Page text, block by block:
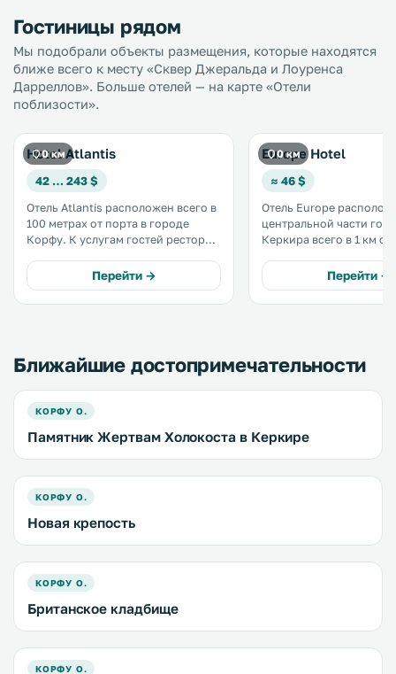
Гостиницы рядом
Мы подобрали объекты размещения, которые находятся
ближе всего к месту «Сквер Джеральда и Лоуренса
Дарреллов». Больше отелей — на карте «Отели
поблизости».
0 км
Hotel Atlantis
42 … 243 $
Отель Atlantis расположен всего в
100 метрах от порта в городе
Корфу. К услугам гостей ресторан
территории. В большинстве
номеров есть балкон с видом на
Ионическое море. .
Перейти →
0 км
Europe Hotel
≈ 46 $
Отель Europe
центральной части
Керкира всего в 1 км
балконом,
вентилятором и
с душем. В некоторых номерах
Перейти →
Ближайшие достопримечательности
КОРФУ О.
Памятник Жертвам Холокоста в Керкире
КОРФУ О.
Новая крепость
КОРФУ О.
Британское кладбище
КОРФУ О.